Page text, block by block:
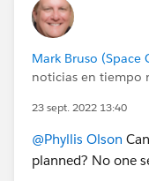
Mark Bruso (Space
noticias en tiempo
23 sept. 2022 13:40
@Phyllis Olson
planned? No one